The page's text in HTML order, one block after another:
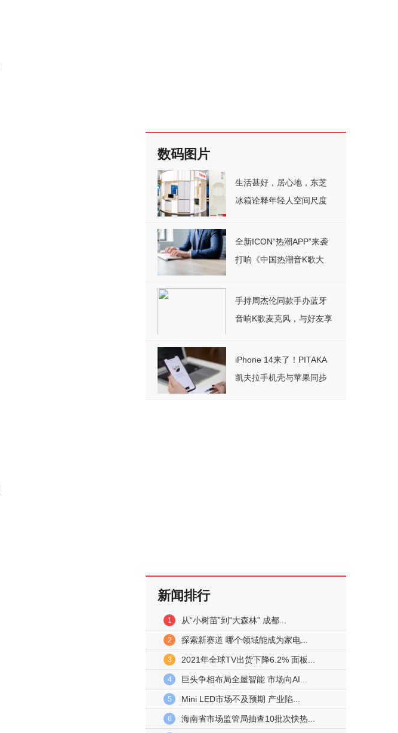
数码图片
生活甚好，居心地，东芝
冰箱诠释年轻人空间尺度
全新ICON“热潮APP”来袭
打响《中国热潮音K歌大
手持周杰伦同款手办蓝牙
音响K歌麦克风，与好友享
iPhone 14来了！PITAKA
凯夫拉手机壳与苹果同步
新闻排行
1 从“小树苗”到“大森林” 成都...
2 探索新赛道 哪个领域能成为家电...
3 2021年全球TV出货下降6.2% 面板...
4 巨头争相布局全屋智能 市场向AI...
5 Mini LED市场不及预期 产业陷...
6 海南省市场监管局抽查10批次快热...